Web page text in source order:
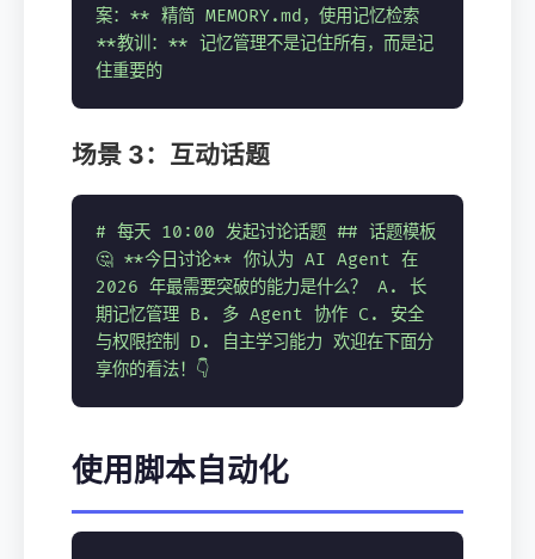
案：** 精简 MEMORY.md，使用记忆检索
**教训：** 记忆管理不是记住所有，而是记
住重要的
场景 3：互动话题
# 每天 10:00 发起讨论话题 ## 话题模板
🤔 **今日讨论** 你认为 AI Agent 在
2026 年最需要突破的能力是什么？ A. 长
期记忆管理 B. 多 Agent 协作 C. 安全
与权限控制 D. 自主学习能力 欢迎在下面分
享你的看法！👇
使用脚本自动化